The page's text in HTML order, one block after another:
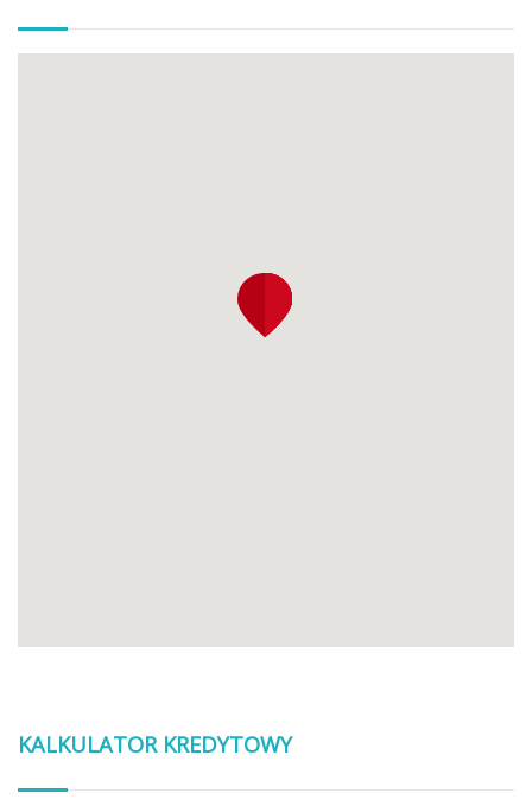
KALKULATOR KREDYTOWY